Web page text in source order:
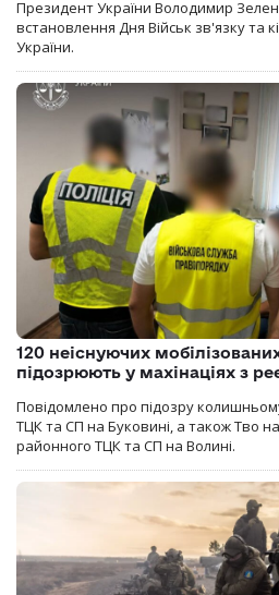
Президент України Володимир
встановлення Дня Військ зв'язку та
України.
120 неіснуючих
підозрюють у махінаціях з
Повідомлено про підозру
ТЦК та СП на Буковині, а також Тво
районного ТЦК та СП на Волині.